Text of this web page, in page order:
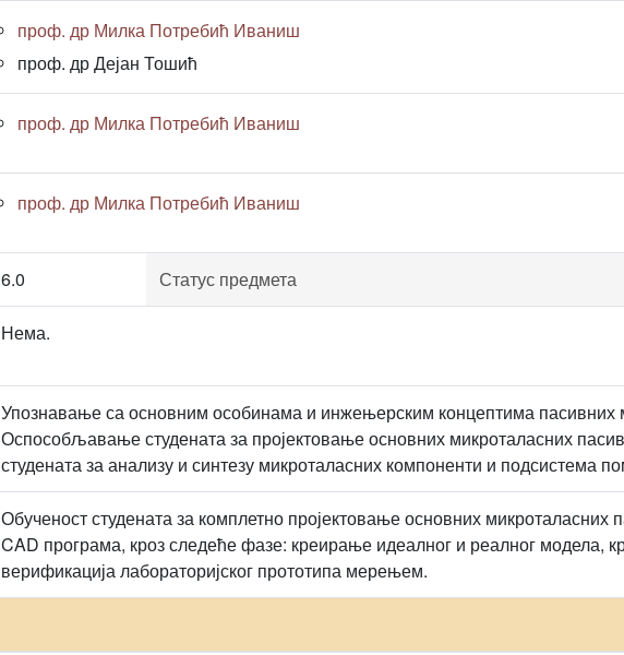
проф. др Милка Потребић Иваниш
проф. др Дејан Тошић
проф. др Милка Потребић Иваниш
проф. др Милка Потребић Иваниш
6.0 Статус предмета
Нема.
Упознавање са основним особинама и инжењерским концептима пасивних
Оспособљавање студената за пројектовање основних микроталасних
студената за анализу и синтезу микроталасних компоненти и подсистема
Обученост студената за комплетно пројектовање основних
CAD програма, кроз следеће фазе: креирање идеалног и реалног модела,
верификација лабораторијског прототипа мерењем.